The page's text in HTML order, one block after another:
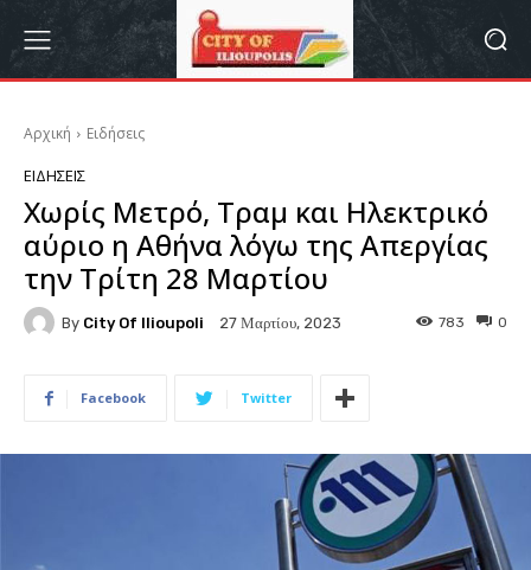
Αρχική Ειδήσεις
ΕΙΔΉΣΕΙΣ
Χωρίς Μετρό, Τραμ και Ηλεκτρικό
αύριο η Αθήνα λόγω της Απεργίας
την Τρίτη 28 Μαρτίου
By City Of Ilioupoli 27 Μαρτίου, 2023 0
783
Facebook Twitter